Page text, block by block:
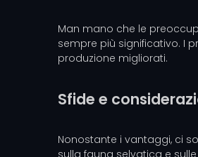
Man mano che le
sempre più significativo. I
produzione migliorati.
Sfide e
Nonostante i vantaggi, ci
sulla fauna selvatica e